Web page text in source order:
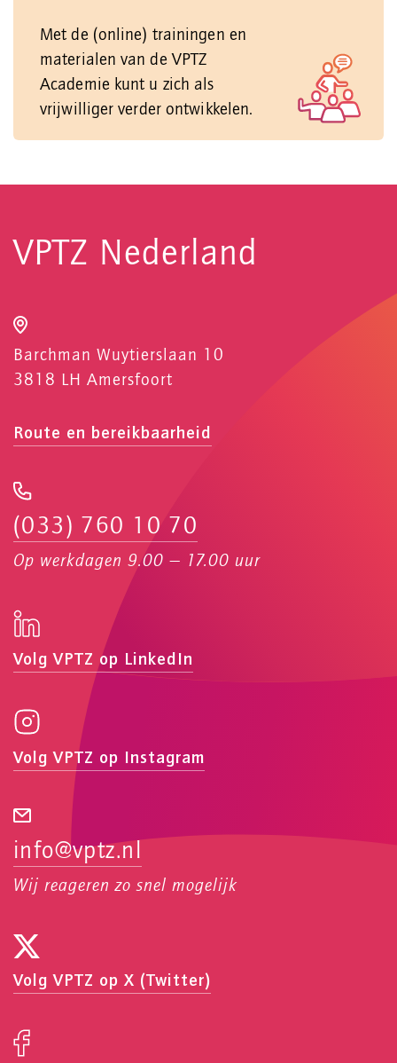
Met de (online) trainingen en
materialen van de VPTZ
Academie kunt u zich als
vrijwilliger verder ontwikkelen.
VPTZ Nederland
Barchman Wuytierslaan 10
3818 LH Amersfoort
Route en bereikbaarheid
(033) 760 10 70
Op werkdagen 9.00 — 17.00 uur
Volg VPTZ op LinkedIn
Volg VPTZ op Instagram
info@vptz.nl
Wij reageren zo snel mogelijk
Volg VPTZ op X (Twitter)